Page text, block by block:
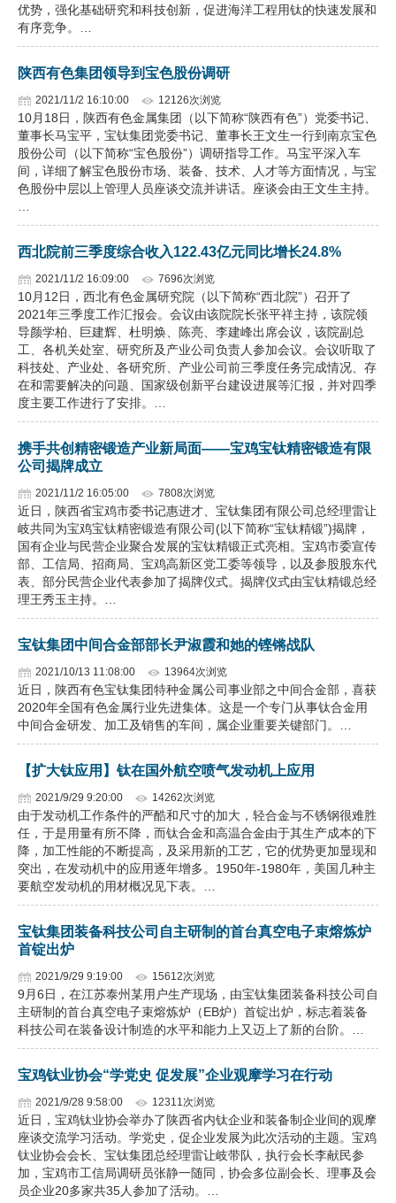
优势，强化基础研究和科技创新，促进海洋工程用钛的快速发展和
有序竞争。…
陕西有色集团领导到宝色股份调研
2021/11/2 16:10:00 12126次浏览
10月18日，陕西有色金属集团（以下简称“陕西有色”）党委书记、
董事长马宝平，宝钛集团党委书记、董事长王文生一行到南京宝色
股份公司（以下简称“宝色股份”）调研指导工作。马宝平深入车
间，详细了解宝色股份市场、装备、技术、人才等方面情况，与宝
色股份中层以上管理人员座谈交流并讲话。座谈会由王文生主持。
西北院前三季度综合收入122.43亿元同比增长24.8%
2021/11/2 16:09:00 7696次浏览
10月12日，西北有色金属研究院（以下简称“西北院”）召开了
2021年三季度工作汇报会。会议由该院院长张平祥主持，该院领
导颜学柏、巨建辉、杜明焕、陈亮、李建峰出席会议，该院副总
工、各机关处室、研究所及产业公司负责人参加会议。会议听取了
科技处、产业处、各研究所、产业公司前三季度任务完成情况、存
在和需要解决的问题、国家级创新平台建设进展等汇报，并对四季
度主要工作进行了安排。…
携手共创精密锻造产业新局面——宝鸡宝钛精密锻造有限
公司揭牌成立
2021/11/2 16:05:00 7808次浏览
近日，陕西省宝鸡市委书记惠进才、宝钛集团有限公司总经理雷让
岐共同为宝鸡宝钛精密锻造有限公司(以下简称“宝钛精锻”)揭牌，
国有企业与民营企业聚合发展的宝钛精锻正式亮相。宝鸡市委宣传
部、工信局、招商局、宝鸡高新区党工委等领导，以及参股股东代
表、部分民营企业代表参加了揭牌仪式。揭牌仪式由宝钛精锻总经
理王秀玉主持。…
宝钛集团中间合金部部长尹淑霞和她的铿锵战队
2021/10/13 11:08:00 13964次浏览
近日，陕西有色宝钛集团特种金属公司事业部之中间合金部，喜获
2020年全国有色金属行业先进集体。这是一个专门从事钛合金用
中间合金研发、加工及销售的车间，属企业重要关键部门。…
【扩大钛应用】钛在国外航空喷气发动机上应用
2021/9/29 9:20:00 14262次浏览
由于发动机工作条件的严酷和尺寸的加大，轻合金与不锈钢很难胜
任，于是用量有所不降，而钛合金和高温合金由于其生产成本的下
降，加工性能的不断提高，及采用新的工艺，它的优势更加显现和
突出，在发动机中的应用逐年增多。1950年-1980年，美国几种主
要航空发动机的用材概况见下表。…
宝钛集团装备科技公司自主研制的首台真空电子束熔炼炉
首锭出炉
2021/9/29 9:19:00 15612次浏览
9月6日，在江苏泰州某用户生产现场，由宝钛集团装备科技公司自
主研制的首台真空电子束熔炼炉（EB炉）首锭出炉，标志着装备
科技公司在装备设计制造的水平和能力上又迈上了新的台阶。…
宝鸡钛业协会“学党史 促发展”企业观摩学习在行动
2021/9/28 9:58:00 12311次浏览
近日，宝鸡钛业协会举办了陕西省内钛企业和装备制企业间的观摩
座谈交流学习活动。学党史，促企业发展为此次活动的主题。宝鸡
钛业协会会长、宝钛集团总经理雷让岐带队，执行会长李献民参
加，宝鸡市工信局调研员张静一随同，协会多位副会长、理事及会
员企业20多家共35人参加了活动。…